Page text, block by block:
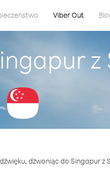
Viber Out
z
dzwoniąc do Singapur z